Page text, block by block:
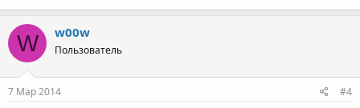
W w00w
Пользователь
7 Мар 2014 #4